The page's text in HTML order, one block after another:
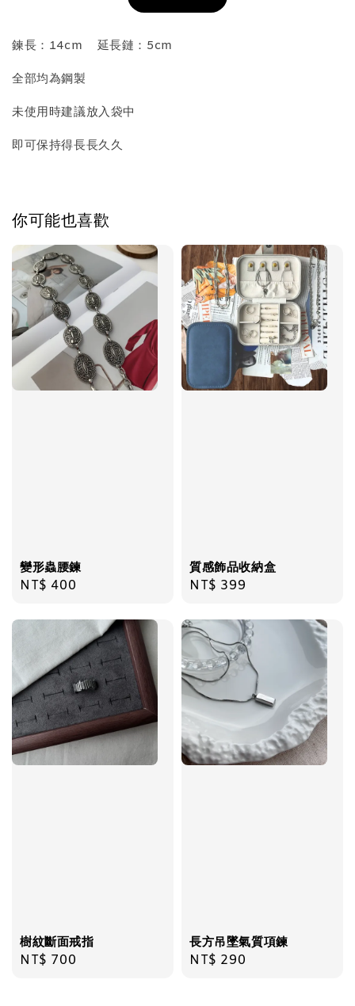
質感飾品收納盒
NT$ 298
NT$ 399
- +
加入購物車
飾品禮物盒
NT$ 69
NT$ 98
- +
加入購物車
鍊長：14cm 延長鏈：5cm
全部均為鋼製
未使用時建議放入袋中
即可保持得長長久久
你可能也喜歡
變形蟲腰鍊
Regular
NT$ 400
質感飾品收納盒
Regular
NT$ 399
樹紋斷面戒指
Regular
NT$ 700
長方吊墜氣質項鍊
Regular
NT$ 290